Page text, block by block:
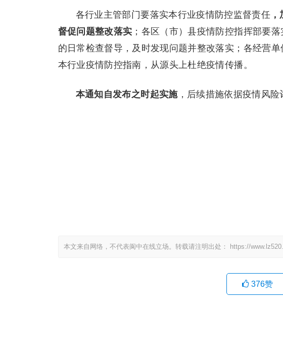
各行业主管部门要落实本行业疫情防控监督责任
督促问题整改落实 ；各区（市）县疫情防控指挥部要
的日常检查督导，及时发现问题并整改落实；各经营
本行业疫情防控指南，从源头上杜绝疫情传播。
本通知自发布之时起实施，后续措施依据疫情风险
本文来自网络，不代表阆中在线立场。转载请注明出处： https://
376赞